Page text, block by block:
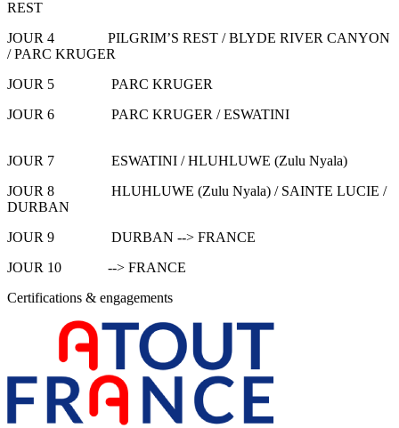
REST
JOUR 4 PILGRIM’S REST / BLYDE RIVER CANYON
/ PARC KRUGER
JOUR 5 PARC KRUGER
JOUR 6 PARC KRUGER / ESWATINI
JOUR 7 ESWATINI / HLUHLUWE (Zulu Nyala)
JOUR 8 HLUHLUWE (Zulu Nyala) / SAINTE LUCIE /
DURBAN
JOUR 9 DURBAN --> FRANCE
JOUR 10 --> FRANCE
Certifications & engagements